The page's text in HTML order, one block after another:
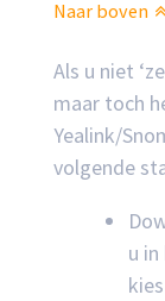
Naar boven
Als u niet
maar toch
Yealink/
volgende
u